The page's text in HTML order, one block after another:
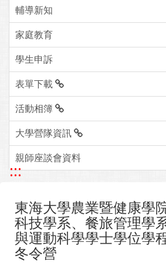
輔導新知
家庭教育
學生申訴
表單下載
活動相簿
大學營隊資訊
親師座談會資料
:::
東海大學農業暨健康學
科技學系、餐旅管理學
與運動科學學士學位學
冬令營